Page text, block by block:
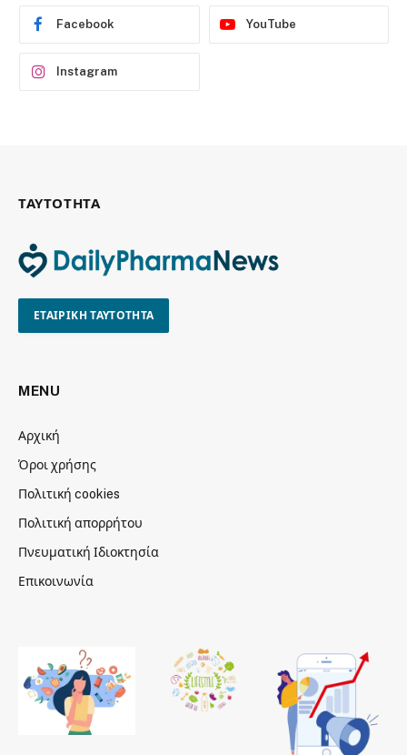
Facebook YouTube
Instagram
ΤΑΥΤΟΤΗΤΑ
ΕΤΑΙΡΙΚΗ ΤΑΥΤΟΤΗΤΑ
MENU
Αρχική
Όροι χρήσης
Πολιτική cookies
Πολιτική απορρήτου
Πνευματική Ιδιοκτησία
Επικοινωνία